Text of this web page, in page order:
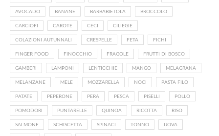
AVOCADO BANANE BARBABIETOLA BROCCOLO
CARCIOFI CAROTE CECI CILIEGIE
COLAZIONI AUTUNNALI CRESPELLE FETA FICHI
FINGER FOOD FINOCCHIO FRAGOLE FRUTTI DI BOSCO
GAMBERI LAMPONI LENTICCHIE MANGO MELAGRANA
MELANZANE MELE MOZZARELLA NOCI PASTA FILO
PATATE PEPERONE PERA PESCA PISELLI POLLO
POMODORI PUNTARELLE QUINOA RICOTTA RISO
SALMONE SCHISCETTA SPINACI TONNO UOVA